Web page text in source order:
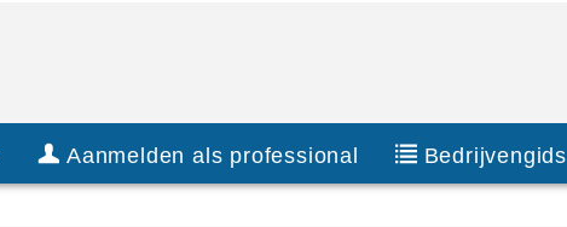
Aanmelden als professional Bedrijvengids